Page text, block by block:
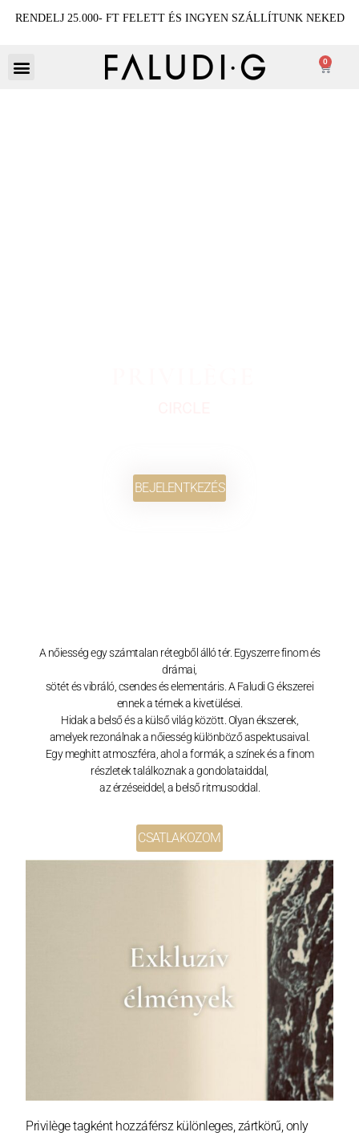
RENDELJ 25.000- FT FELETT ÉS INGYEN SZÁLLÍTUNK NEKED
0
BEJELENTKEZÉS
A nőiesség egy számtalan rétegből álló tér. Egyszerre finom és
drámai,
sötét és vibráló, csendes és elementáris. A Faludi G ékszerei
ennek a térnek a kivetülései.
Hidak a belső és a külső világ között. Olyan ékszerek,
amelyek rezonálnak a nőiesség különböző aspektusaival.
Egy meghitt atmoszféra, ahol a formák, a színek és a finom
részletek találkoznak a gondolataiddal,
az érzéseiddel, a belső ritmusoddal.
CSATLAKOZOM
Privilège tagként hozzáférsz különleges, zártkörű, only